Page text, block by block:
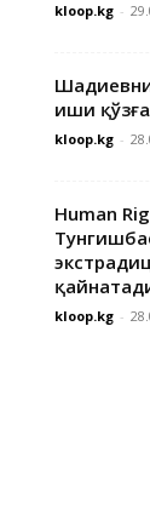
kloop.kg -
иши
kloop.kg -
Human
kloop.kg -